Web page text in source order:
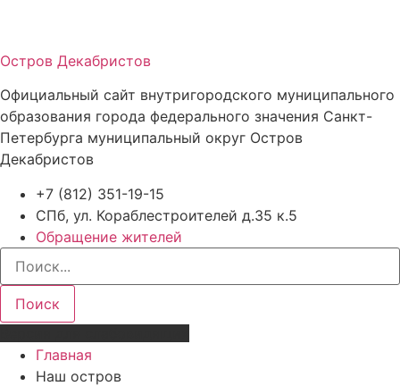
Остров Декабристов
Официальный сайт внутригородского муниципального
образования города федерального значения Санкт-
Петербурга муниципальный округ Остров
Декабристов
+7 (812) 351-19-15
СПб, ул. Кораблестроителей д.35 к.5
Обращение жителей
Поиск
Главная
Наш остров